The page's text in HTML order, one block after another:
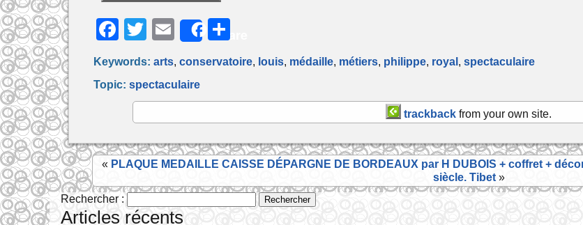
F
c
e
o
o
k
T
itt
er
E
ai
l
Share
ar
ta
g
er
Keywords: arts, conservatoire, louis, médaille, métiers, philippe, royal , spectaculaire
Topic: spectaculaire
trackback from your own site.
« PLAQUE MEDAILLE CAISSE DÉPARGNE DE BORDEAUX par H DUBOIS + coffret +
siècle. Tibet»
Rechercher :
Articles récents